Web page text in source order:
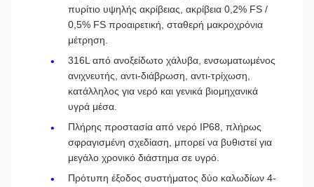
πυρίτιο υψηλής ακρίβειας, ακρίβεια 0,2% FS /
0,5% FS προαιρετική, σταθερή μακροχρόνια
μέτρηση.
316L από ανοξείδωτο χάλυβα, ενσωματωμένος
ανιχνευτής, αντι-διάβρωση, αντι-τρίχωση,
κατάλληλος για νερό και γενικά βιομηχανικά
υγρά μέσα.
Πλήρης προστασία από νερό IP68, πλήρως
σφραγισμένη σχεδίαση, μπορεί να βυθιστεί για
μεγάλο χρονικό διάστημα σε υγρό.
Πρότυπη έξοδος συστήματος δύο καλωδίων 4-